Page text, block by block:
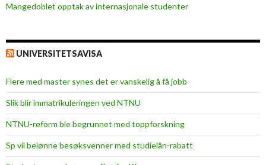
o
o
r
t
i
K
Mangedoblet opptak av internasjonale studenter
UNIVERSITETSAVISA
Flere med master synes det er vanskelig å få jobb
Slik blir immatrikuleringen ved NTNU
NTNU-reform ble begrunnet med toppforskning
Sp vil belønne besøksvenner med studielån-rabatt